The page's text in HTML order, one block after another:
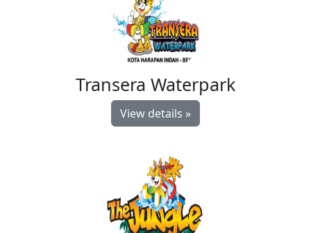
Transera Waterpark
View details »